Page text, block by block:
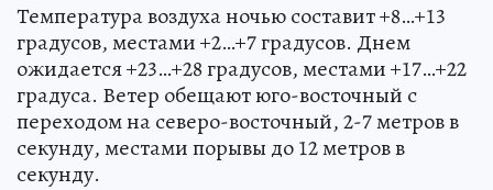
Температура воздуха ночью составит +8…+13
градусов, местами +2…+7 градусов. Днем
ожидается +23…+28 градусов, местами +17…+22
градуса. Ветер обещают юго-восточный с
переходом на северо-восточный, 2-7 метров в
секунду, местами порывы до 12 метров в
секунду.